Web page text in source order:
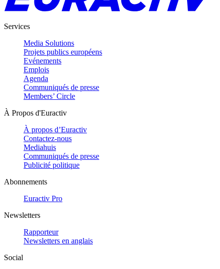
Services
Media Solutions
Projets publics européens
Evénements
Emplois
Agenda
Communiqués de presse
Members’ Circle
À Propos d'Euractiv
À propos d’Euractiv
Contactez-nous
Mediahuis
Communiqués de presse
Publicité politique
Abonnements
Euractiv Pro
Newsletters
Rapporteur
Newsletters en anglais
Social